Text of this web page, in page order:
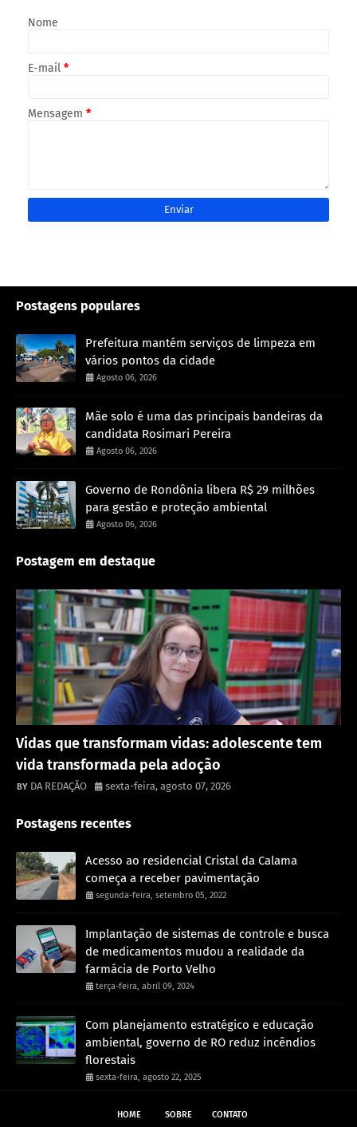
Nome
E-mail *
Mensagem *
Postagens populares
Prefeitura mantém serviços de limpeza em
vários pontos da cidade
Agosto 06, 2026
Mãe solo é uma das principais bandeiras da
candidata Rosimari Pereira
Agosto 06, 2026
Governo de Rondônia libera R$ 29 milhões
para gestão e proteção ambiental
Agosto 06, 2026
Postagem em destaque
Vidas que transformam vidas: adolescente tem
vida transformada pela adoção
DA REDAÇÃO sexta-feira, agosto 07, 2026
Postagens recentes
Acesso ao residencial Cristal da Calama
começa a receber pavimentação
segunda-feira, setembro 05, 2022
Implantação de sistemas de controle e busca
de medicamentos mudou a realidade da
farmácia de Porto Velho
terça-feira, abril 09, 2024
Com planejamento estratégico e educação
ambiental, governo de RO reduz incêndios
florestais
sexta-feira, agosto 22, 2025
HOME SOBRE CONTATO